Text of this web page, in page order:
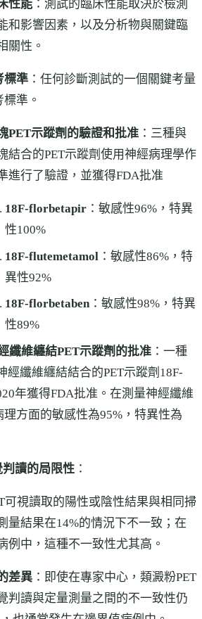
性能 ：測試的臨床性能取決於檢測
和影響因素，以及分析物與關鍵臨
關性。
標準 ：任何診斷測試的一個關鍵考量
準。
PET示蹤劑的驗證和批准 ：三種與
結合的PET示蹤劑使用神經病理學作
進行了驗證，並獲得FDA批准
18F-florbetapir ：敏感性96%，特異
性100%
18F-flutemetamol ：敏感性86%，特
異性92%
18F-florbetaben：敏感性98%，特異
性89%
纖維纏結PET示蹤劑的批准 ：一種
經纖維纏結結合的PET示蹤劑18F-
年獲得FDA批准。在測量神經纖維
方面的敏感性為95%，特異性為
讀的局限性 ：
可視讀取的陽性或陰性結果與相同掃
量結果在14%的情況下不一致；在
例中，這種不一致性尤其高。
差異 ：即使在專家中心，類澱粉PET
判讀與定量測量之間的不一致性仍